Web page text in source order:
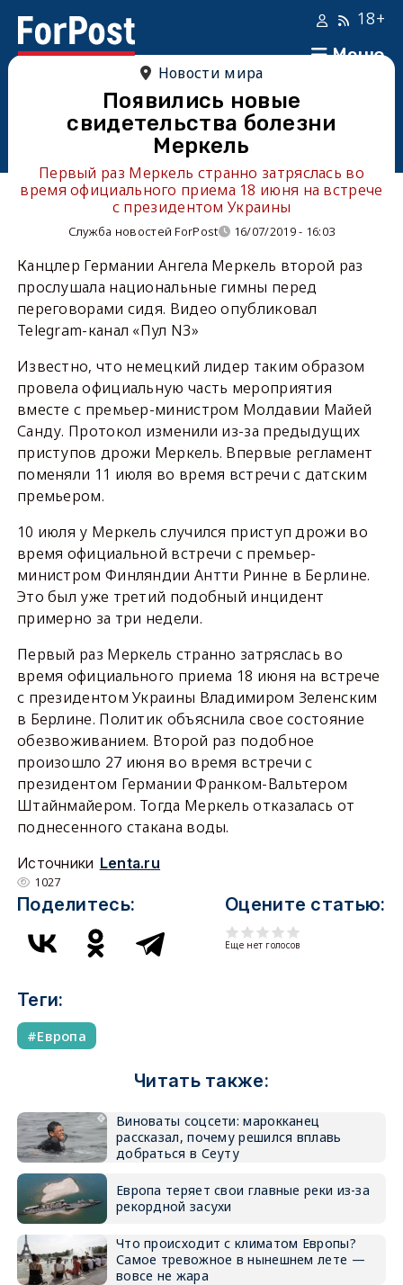
Меню
18+
Новости мира
Появились новые
свидетельства болезни
Меркель
Первый раз Меркель странно затряслась во
время официального приема 18 июня на встрече
с президентом Украины
Служба новостей ForPost 16/07/2019 - 16:03
Канцлер Германии Ангела Меркель второй раз
прослушала национальные гимны перед
переговорами сидя. Видео опубликовал
Telegram-канал «Пул N3»
Известно, что немецкий лидер таким образом
провела официальную часть мероприятия
вместе с премьер-министром Молдавии Майей
Санду. Протокол изменили из-за предыдущих
приступов дрожи Меркель. Впервые регламент
поменяли 11 июля во время встречи с датским
премьером.
10 июля у Меркель случился приступ дрожи во
время официальной встречи с премьер-
министром Финляндии Антти Ринне в Берлине.
Это был уже третий подобный инцидент
примерно за три недели.
Первый раз Меркель странно затряслась во
время официального приема 18 июня на встрече
с президентом Украины Владимиром Зеленским
в Берлине. Политик объяснила свое состояние
обезвоживанием. Второй раз подобное
произошло 27 июня во время встречи с
президентом Германии Франком-Вальтером
Штайнмайером. Тогда Меркель отказалась от
поднесенного стакана воды.
Источники Lenta.ru
1027
Поделитесь: Оцените статью:
Еще нет голосов
Теги:
Европа
Читать также:
Виноваты соцсети: марокканец
рассказал, почему решился вплавь
добраться в Сеуту
Европа теряет свои главные реки из-за
рекордной засухи
Что происходит с климатом Европы?
Самое тревожное в нынешнем лете —
вовсе не жара